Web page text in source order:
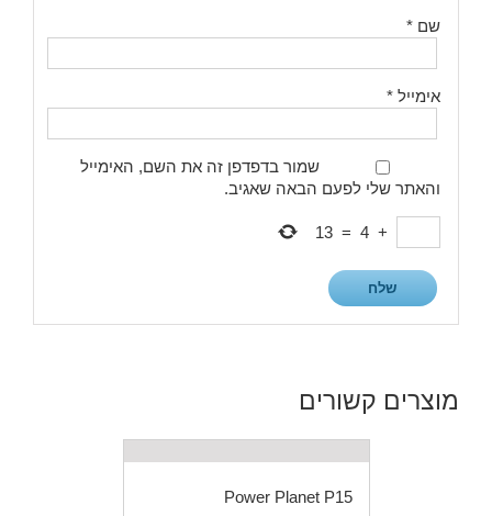
שם *
אימייל *
שמור בדפדפן זה את השם, האימייל
והאתר שלי לפעם הבאה שאגיב.
+
4
=
13
מוצרים קשורים
Power Planet P15